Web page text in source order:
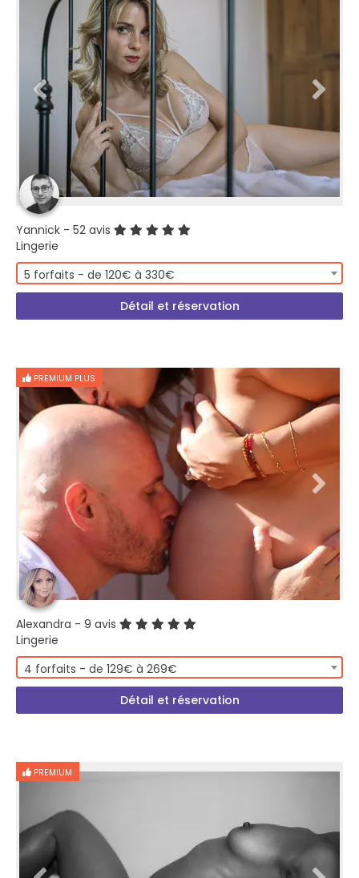
Yannick - 52 avis
Lingerie
5 forfaits - de 120€ à 330€
Détail et réservation
PREMIUM PLUS
Alexandra - 9 avis
Lingerie
4 forfaits - de 129€ à 269€
Détail et réservation
PREMIUM